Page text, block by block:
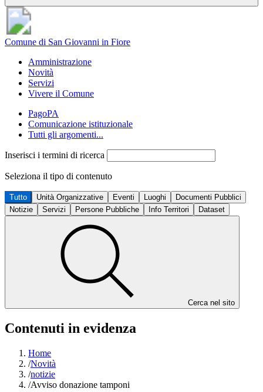
Comune di San Giovanni in Fiore
Amministrazione
Novità
Servizi
Vivere il Comune
PagoPA
Comunicazione istituzionale
Tutti gli argomenti...
Inserisci i termini di ricerca
Seleziona il tipo di contenuto
Tutto Unità Organizzative Eventi Luoghi
Documenti Pubblici
Notizie
Servizi Persone Pubbliche Info Territori Dataset
Cerca nel sito
Contenuti in evidenza
Home
/Novità
/notizie
/Avviso donazione tamponi